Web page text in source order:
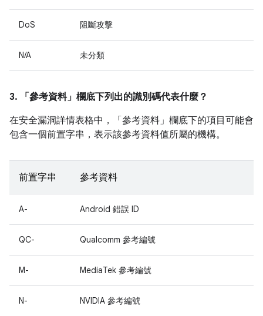
DoS 阻斷攻擊
N/A 未分類
3. 「參考資料」 欄底下列出的識別碼代表什麼？
在安全漏洞詳情表格中，「參考資料」 欄底下的項目可能會
包含一個前置字串，表示該參考資料值所屬的機構。
前置字串 參考資料
A- Android 錯誤 ID
QC- Qualcomm 參考編號
M- MediaTek 參考編號
N- NVIDIA 參考編號